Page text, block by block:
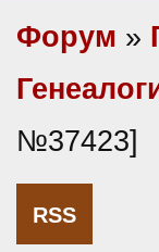
Форум »
№37423]
RSS